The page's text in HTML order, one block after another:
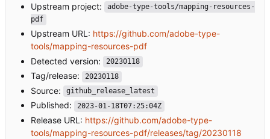
Upstream project:
adobe-type-tools/mapping-resources-
pdf
Upstream URL: https://github.com/adobe-type-
tools/mapping-resources-pdf
Detected version:
20230118
Tag/release: 20230118
Source: github_release_latest
Published: 2023-01-18T07:25:04Z
Release URL: https://github.com/adobe-type-
tools/mapping-resources-pdf/releases/tag/20230118